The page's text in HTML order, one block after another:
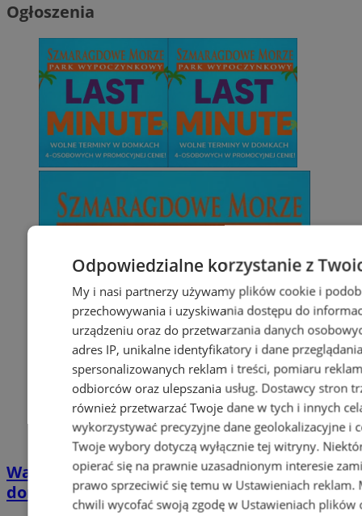
Ogłoszenia
Wakacyjny wypoczynek nad Bałtykiem w
domkach Szmaragdowe Morze
Odpowiedzialne korzystanie z
My i nasi partnerzy używamy plików cookie i
przechowywania i uzyskiwania dostępu do
urządzeniu oraz do przetwarzania danych
adres IP, unikalne identyfikatory i dane
spersonalizowanych reklam i treści, pomiaru
odbiorców oraz ulepszania usług. Dostawcy stron
również przetwarzać Twoje dane w tych i innych
wykorzystywać precyzyjne dane geolokalizacyjne i
Twoje wybory dotyczą wyłącznie tej witryny.
opierać się na prawnie uzasadnionym interesie
prawo sprzeciwić się temu w Ustawieniach reklam.
chwili wycofać swoją zgodę w Ustawieniach plików